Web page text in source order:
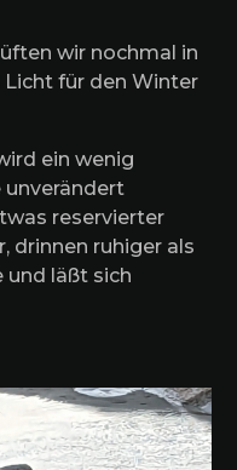
wir nochmal in
für den Winter
ein wenig
unverändert
reservierter
drinnen ruhiger als
und läßt sich